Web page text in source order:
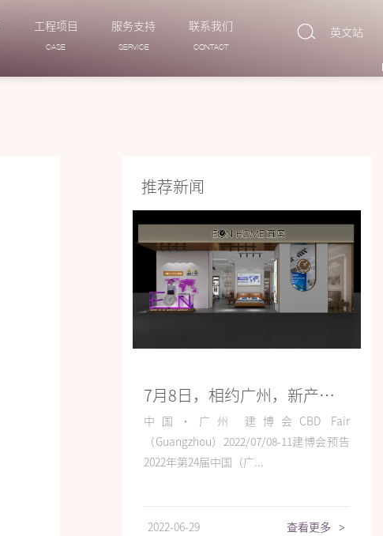
工程项目
CASE
服务支持
SERVICE
联系我们
CONTACT
英文站
推荐新闻
7月8日，相约广州，新产品，新模式，高利润，0风险！宜奥与您一起向未来！
中国·广州 建博会CBD Fair
（Guangzhou）2022/07/08-11建博会预告
2022年第24届中国（广...
2022-06-29 查看更多 >